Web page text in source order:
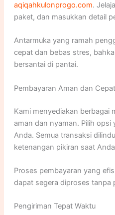
aqiqahkulonprogo.com.
paket, dan masukkan detail
Antarmuka yang ramah
cepat dan bebas stres,
bersantai di pantai.
Pembayaran Aman dan Cepat
Kami menyediakan berbagai
aman dan nyaman. Pilih opsi
Anda. Semua transaksi
ketenangan pikiran saat
Proses pembayaran yang
dapat segera diproses tanpa
Pengiriman Tepat Waktu